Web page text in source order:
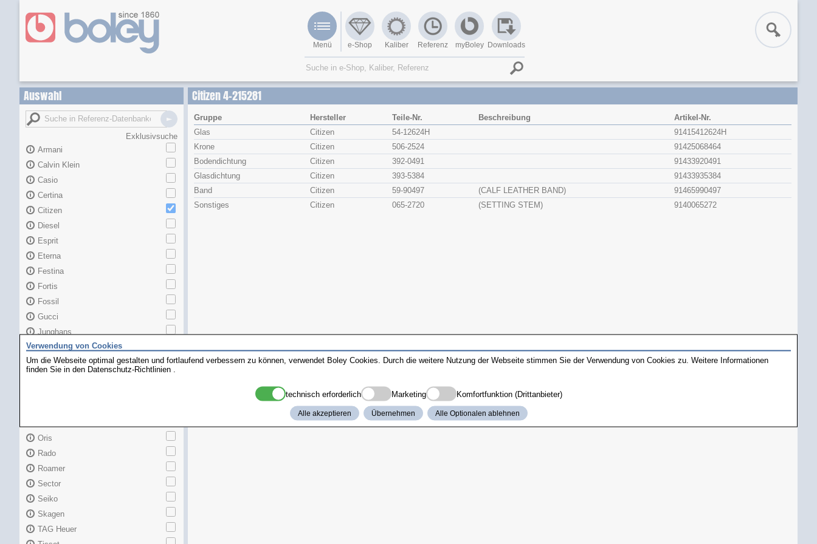
Menü e-Shop Kaliber Referenz myBoley Downloads
Auswahl
Exklusivsuche
Armani
Calvin Klein
Casio
Certina
Citizen
Diesel
Esprit
Eterna
Festina
Fortis
Fossil
Gucci
Junghans
Longines
Maurice Lacroix
Oris
Rado
Roamer
Sector
Seiko
Skagen
TAG Heuer
Citizen 4-215281
Gruppe Hersteller Teile-Nr. Beschreibung
Artikel-Nr.
Glas
Citizen 54-12624H
91415412624H
Krone
Citizen 506-2524
91425068464
Bodendichtung
Citizen 392-0491
91433920491
Glasdichtung
Citizen 393-5384
91433935384
Band
Citizen 59-90497 (CALF LEATHER BAND)
91465990497
Sonstiges
Citizen 065-2720 (SETTING STEM) 9140065272
Verwendung von Cookies
Um die Webseite optimal gestalten und fortlaufend verbessern zu können, verwendet Boley Cookies. Durch die weitere Nutzung der Webseite stimmen Sie der Verwendung von Cookies zu. Weitere Informationen
finden Sie in den Datenschutz-Richtlinien
technisch erforderlich Marketing Komfortfunktion (Drittanbieter)
Alle akzeptieren Übernehmen Alle Optionalen ablehnen